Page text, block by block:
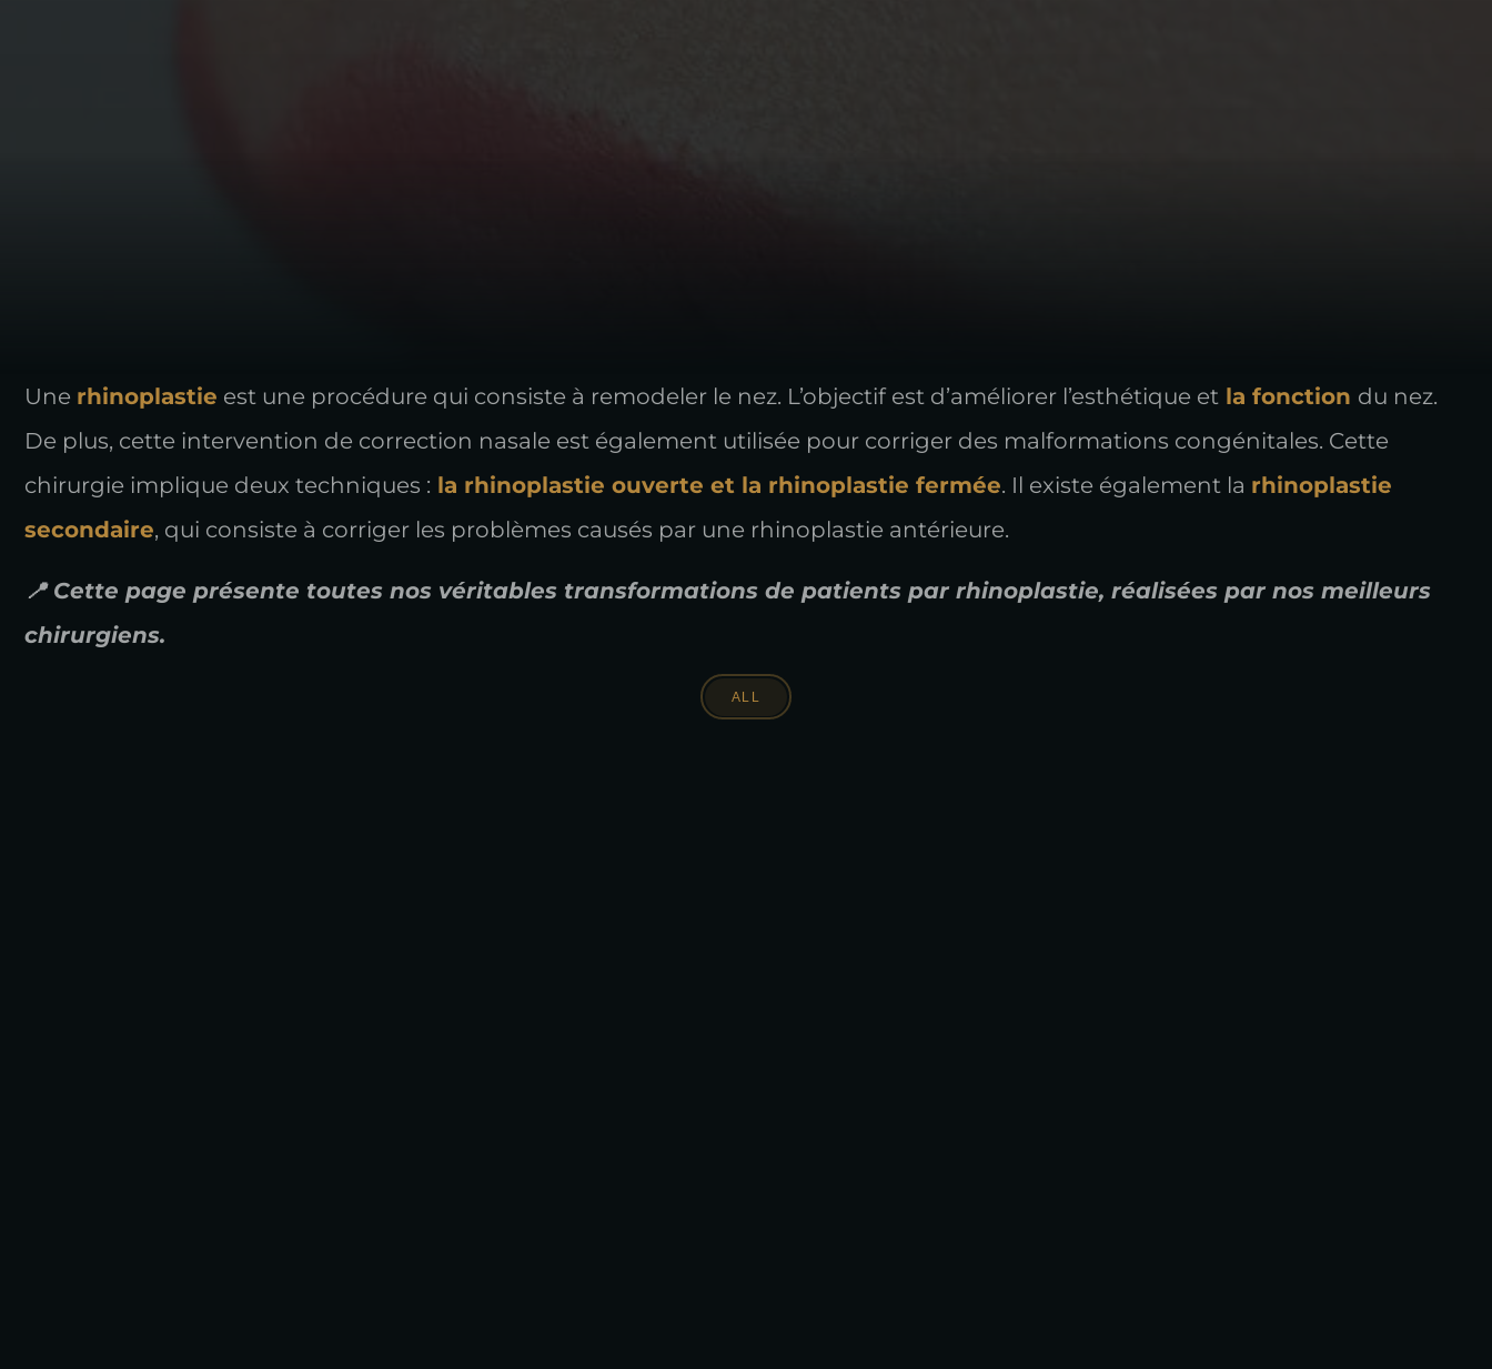
Une rhinoplastie est une procédure qui consiste à remodeler le nez. L’objectif est d’améliorer l’esthétique et la fonction du nez.
De plus, cette intervention de correction nasale est également utilisée pour corriger des malformations congénitales. Cette
chirurgie implique deux techniques : la rhinoplastie ouverte et la rhinoplastie fermée. Il existe également la rhinoplastie
secondaire, qui consiste à corriger les problèmes causés par une rhinoplastie antérieure.
📍 Cette page présente toutes nos véritables transformations de patients par rhinoplastie, réalisées par nos meilleurs
chirurgiens.
ALL